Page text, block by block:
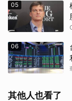
05
06
其他人也看了